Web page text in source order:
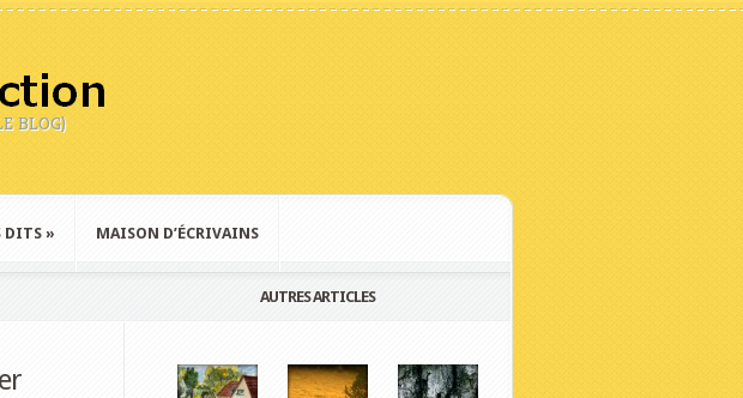
BLOG)
DITS » MAISON D’ÉCRIVAINS
AUTRES ARTICLES